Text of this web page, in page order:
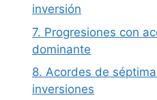
inversión
7. Progresiones con
dominante
8. Acordes de
inversiones